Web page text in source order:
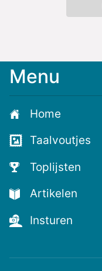
Meld
voor
de
nieuwste
voutjes
en
de
voutste
nieuwtjes!
Menu
Home
Taalvoutjes
Toplijsten
Artikelen
Insturen